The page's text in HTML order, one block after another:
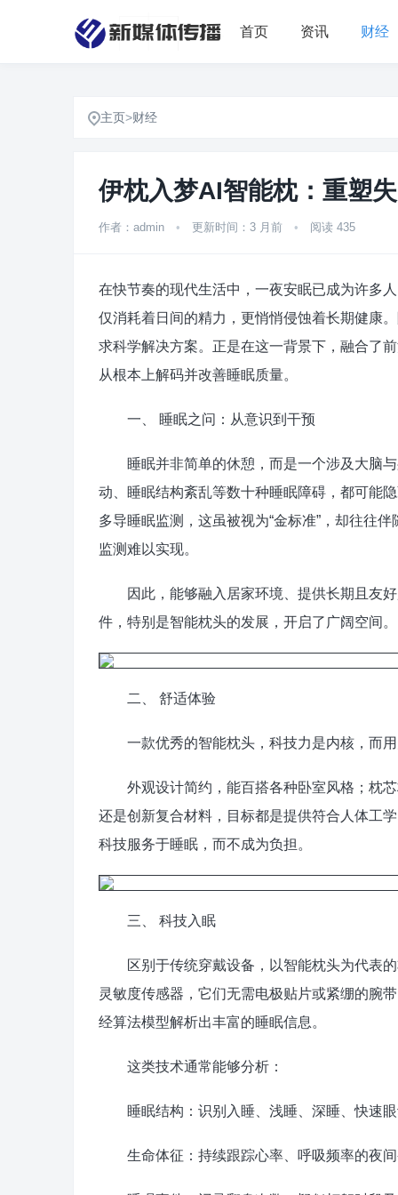
首页 资讯 财经
主页>财经
伊枕入梦AI智能枕：重塑
作者：admin • 更新时间：3 月前 • 阅读 435
在快节奏的现代生活中，一夜安眠已成为许多
仅消耗着日间的精力，更悄悄侵蚀着长期健康
求科学解决方案。正是在这一背景下，融合了
从根本上解码并改善睡眠质量。
一、 睡眠之问：从意识到干预
睡眠并非简单的休憩，而是一个涉及大脑与
动、睡眠结构紊乱等数十种睡眠障碍，都可能
多导睡眠监测，这虽被视为“金标准”，却往往
监测难以实现。
因此，能够融入居家环境、提供长期且友好
件，特别是智能枕头的发展，开启了广阔空间。
二、 舒适体验
一款优秀的智能枕头，科技力是内核，而用
外观设计简约，能百搭各种卧室风格；枕芯
还是创新复合材料，目标都是提供符合人体工
科技服务于睡眠，而不成为负担。
三、 科技入眠
区别于传统穿戴设备，以智能枕头为代表的
灵敏度传感器，它们无需电极贴片或紧绷的腕
经算法模型解析出丰富的睡眠信息。
这类技术通常能够分析：
睡眠结构：识别入睡、浅睡、深睡、快速眼
生命体征：持续跟踪心率、呼吸频率的夜间